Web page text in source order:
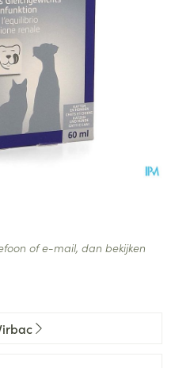
of e-mail, dan bekijken